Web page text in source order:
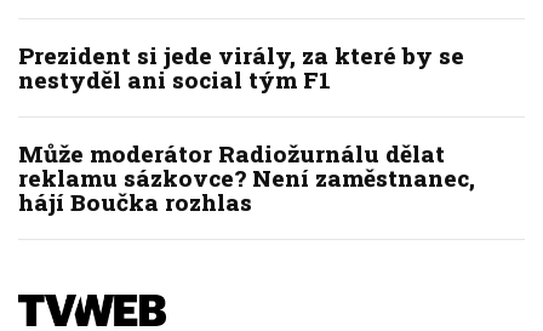
Prezident si jede virály, za které by se
nestyděl ani social tým F1
Může moderátor Radiožurnálu dělat
reklamu sázkovce? Není zaměstnanec,
hájí Boučka rozhlas